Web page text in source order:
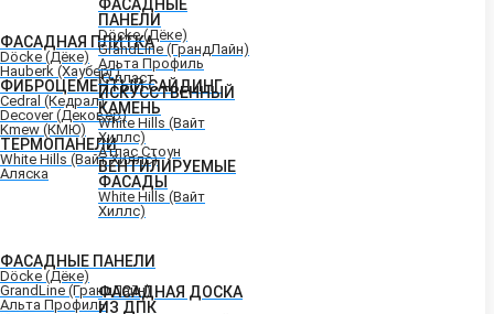
ФАСАДНЫЕ
ПАНЕЛИ
Döcke (Дёке)
GrandLine (ГрандЛайн)
Альта Профиль
Ю-пласт
ИСКУССТВЕННЫЙ
КАМЕНЬ
White Hills (Вайт
Хиллс)
Атлас Стоун
ВЕНТИЛИРУЕМЫЕ
ФАСАДЫ
White Hills (Вайт
Хиллс)
ФАСАДНАЯ ДОСКА
ИЗ ДПК
ФАСАДНАЯ ПЛИТКА
Döcke (Дёке)
Hauberk (Хауберг)
ФИБРОЦЕМЕНТЫЙ САЙДИНГ
Cedral (Кедрал)
Decover (Дековер)
Kmew (КМЮ)
ТЕРМОПАНЕЛИ
White Hills (Вайт Хиллс)
Аляска
ФАСАДНЫЕ ПАНЕЛИ
Döcke (Дёке)
GrandLine (ГрандЛайн)
Альта Профиль